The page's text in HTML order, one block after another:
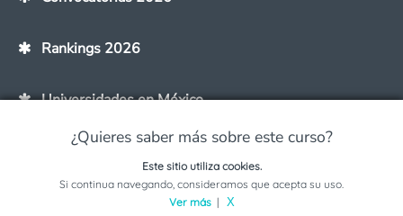
¿Quieres saber más sobre este curso?
Solicita información sobre este programa
Rankings 2026
Universidades en México
Universidades en Línea
Universidades en tu Ciudad
Este sitio utiliza cookies.
Si continua navegando, consideramos que acepta su uso.
Ver más| X